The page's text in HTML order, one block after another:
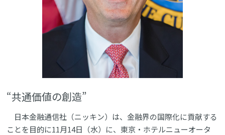
“共通価値の創造”
日本金融通信社（ニッキン）は、金融界の国際化に貢献する
ことを目的に11月14日（水）に、東京・ホテルニューオータ